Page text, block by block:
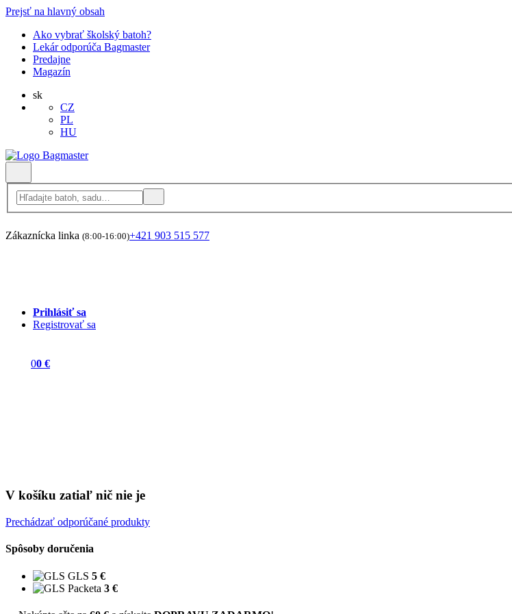
Prejsť na hlavný obsah
Ako vybrať školský batoh?
Lekár odporúča Bagmaster
Predajne
Magazín
sk
CZ
PL
HU
Zákaznícka linka (8:00-16:00)+421 903 515 577
Prihlásiť sa
Registrovať sa
00 €
V košíku zatiaľ nič nie je
Prechádzať odporúčané produkty
Spôsoby doručenia
GLS 5 €
Packeta 3 €